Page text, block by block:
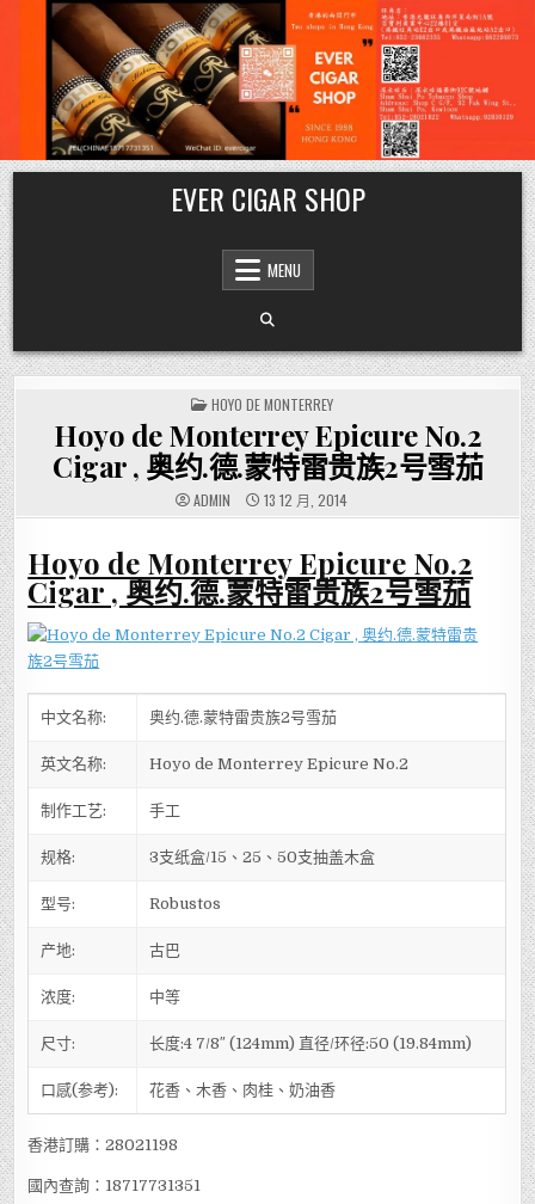
Skip
to
content
EVER CIGAR SHOP
MENU
POSTED
IN
HOYO DE MONTERREY
Hoyo de Monterrey Epicure No.2
Cigar , 奥约.德.蒙特雷贵族2号雪茄
ADMIN 13 12 月, 2014
Hoyo de Monterrey Epicure No.2
Cigar , 奥约.德.蒙特雷贵族2号雪茄
中文名称: 奥约.德.蒙特雷贵族2号雪茄
英文名称: Hoyo de Monterrey Epicure No.2
制作工艺: 手工
规格: 3支纸盒/15、25、50支抽盖木盒
型号: Robustos
产地: 古巴
浓度: 中等
尺寸: 长度:4 7/8″ (124mm) 直径/环径:50 (19.84mm)
口感(参考): 花香、木香、肉桂、奶油香
香港訂購：28021198
國內查詢：18717731351